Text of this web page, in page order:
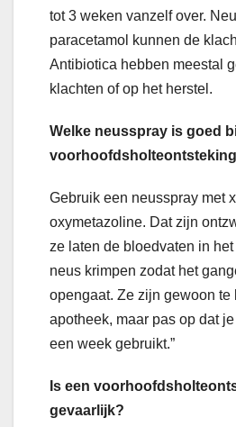
tot 3 weken vanzelf over.
paracetamol kunnen de
Antibiotica hebben meestal
klachten of op het herstel.
Welke neusspray is goed
Gebruik een neusspray met
oxymetazoline. Dat zijn
ze laten de bloedvaten in
neus krimpen zodat het
opengaat. Ze zijn gewoon te
apotheek, maar pas op dat
een week gebruikt.”
Is een
gevaarlijk?